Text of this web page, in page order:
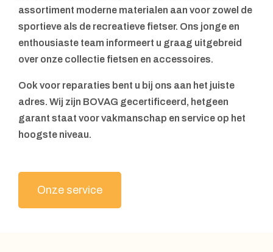
assortiment moderne materialen aan voor zowel de
sportieve als de recreatieve fietser. Ons jonge en
enthousiaste team informeert u graag uitgebreid
over onze collectie fietsen en accessoires.
Ook voor reparaties bent u bij ons aan het juiste
adres. Wij zijn BOVAG gecertificeerd, hetgeen
garant staat voor vakmanschap en service op het
hoogste niveau.
Onze service